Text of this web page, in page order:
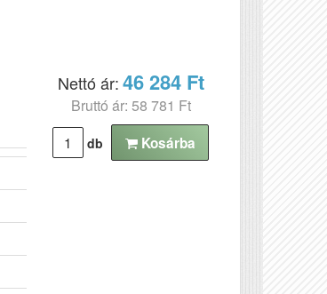
Nettó ár:46 284 Ft
Bruttó ár: 58 781 Ft
db Kosárba